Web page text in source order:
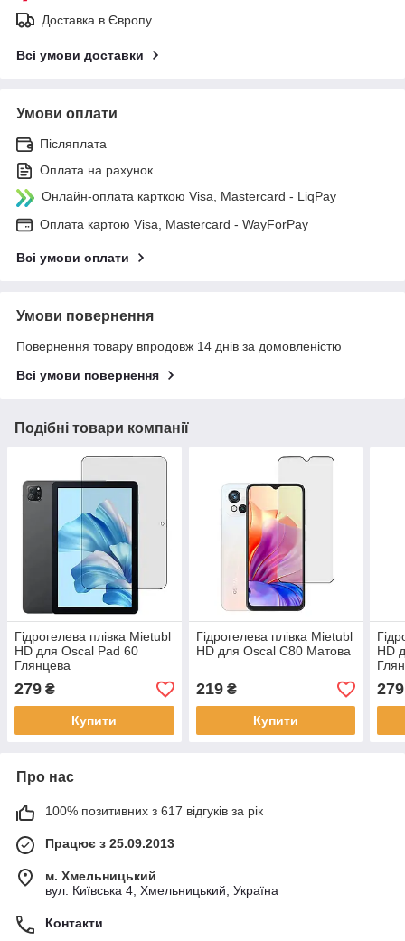
Доставка в Європу
Всі умови доставки
Умови оплати
Післяплата
Оплата на рахунок
Онлайн-оплата карткою Visa, Mastercard - LiqPay
Оплата картою Visa, Mastercard - WayForPay
Всі умови оплати
Умови повернення
Повернення товару впродовж 14 днів за домовленістю
Всі умови повернення
Подібні товари компанії
Гідрогелева плівка Mietubl
HD для Oscal Pad 60
Глянцева
279 ₴
Купити
Гідрогелева плівка Mietubl
HD для Oscal C80 Матова
219₴
Купити
HD
279
Про нас
100% позитивних з 617 відгуків за рік
Працює з 25.09.2013
м. Хмельницький
вул. Київська 4, Хмельницький, Україна
Контакти